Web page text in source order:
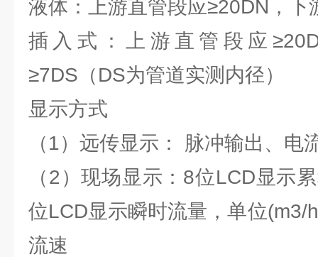
液体：上游直管段应≥20DN，下
插入式：上游直管段应
≥7DS（DS为管道实测内径）
显示方式
（1）远传显示： 脉冲输出、电
（2）现场显示：8位LCD显示
位LCD显示瞬时流量，单位(m3/
流速